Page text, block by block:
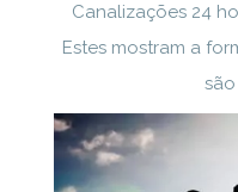
Canalizações 24
Estes mostram a